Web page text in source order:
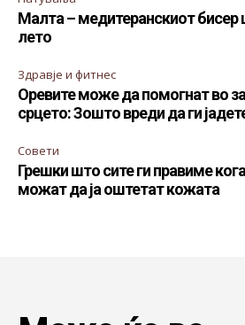
Малта – медитеранскиот бисер
лето
Здравје и фитнес
Оревите може да помогнат во
срцето: Зошто вреди да ги
Совети
Грешки што сите ги правиме
можат да ја оштетат кожата